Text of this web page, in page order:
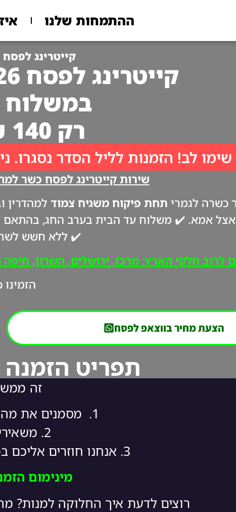
ההתמחות שלנו
קייטרינג
קייטרינג לפסח 2026 כשר למהדרין
במשלוח
רק 140 ₪ למנה!
שימו לב! הזמנות לליל הסדר נסגרו.
שירות קייטרינג לפסח כשר למהדרין
כשרה לגמרי תחת פיקוח משגיח צמוד למהדרין
✔️ ללא חשש
לרוב חלקי הארץ: מרכז, ירושלים, השרון,
הצעת מחיר בווצאפ לפסח
תפריט הזמנה
זה
1.
מסמנים את
2.
3. אנחנו חוזרים אליכם במהירות לסגירת ההזמנה!
מינימום הזמנה –
רוצים לדעת איך החלוקה למנות?